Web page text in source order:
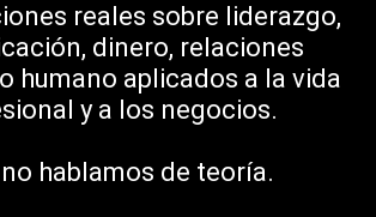
reales sobre liderazgo,
dinero, relaciones
humano aplicados a la vida
y a los negocios.
hablamos de teoría.